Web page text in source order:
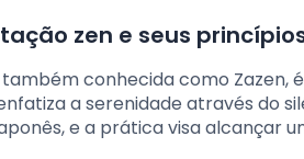
zen e seus
conhecida como Zazen,
a serenidade através do
e a prática visa alcançar